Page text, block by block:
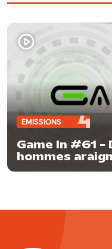
ÉMISSIONS
Game In #61 -
hommes